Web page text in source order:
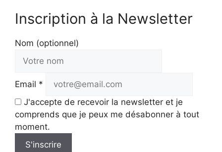
Inscription à la Newsletter
Nom (optionnel)
Email *
J'accepte de recevoir la newsletter et je
comprends que je peux me désabonner à tout
moment.
S'inscrire